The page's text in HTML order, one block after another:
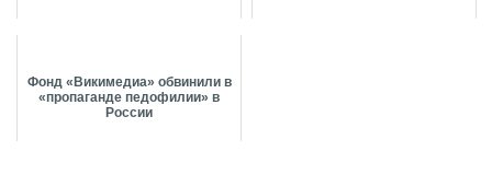
Фонд «Викимедиа» обвинили в
«пропаганде педофилии» в
России